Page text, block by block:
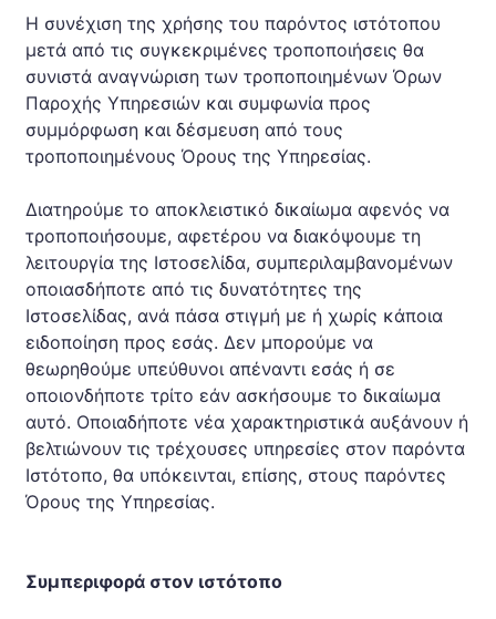
Η συνέχιση της χρήσης του παρόντος ιστότοπου
μετά από τις συγκεκριμένες τροποποιήσεις θα
συνιστά αναγνώριση των τροποποιημένων Όρων
Παροχής Υπηρεσιών και συμφωνία προς
συμμόρφωση και δέσμευση από τους
τροποποιημένους Όρους της Υπηρεσίας.
Διατηρούμε το αποκλειστικό δικαίωμα αφενός να
τροποποιήσουμε, αφετέρου να διακόψουμε τη
λειτουργία της Ιστοσελίδα, συμπεριλαμβανομένων
οποιασδήποτε από τις δυνατότητες της
Ιστοσελίδας, ανά πάσα στιγμή με ή χωρίς κάποια
ειδοποίηση προς εσάς. Δεν μπορούμε να
θεωρηθούμε υπεύθυνοι απέναντι εσάς ή σε
οποιονδήποτε τρίτο εάν ασκήσουμε το δικαίωμα
αυτό. Οποιαδήποτε νέα χαρακτηριστικά αυξάνουν ή
βελτιώνουν τις τρέχουσες υπηρεσίες στον παρόντα
Ιστότοπο, θα υπόκεινται, επίσης, στους παρόντες
Όρους της Υπηρεσίας.
Συμπεριφορά στον ιστότοπο